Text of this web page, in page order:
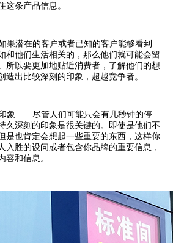
这条产品信息。
潜在的客户或者已知的客户能够看到
和他们生活相关的，那么他们就可能会留
所以要更加地贴近消费者，了解他们的想
造出比较深刻的印象，超越竞争者。
象——尽管人们可能只会有几秒钟的停
久深刻的印象是很关键的。即使是他们不
是也肯定会想起一些重要的东西 ，这样你
入胜的设问或者包含你品牌的重要信息，
容和信息。